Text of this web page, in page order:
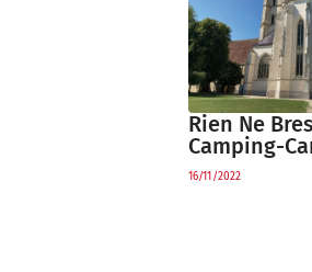
Rien Ne
Camping-
16/11/2022